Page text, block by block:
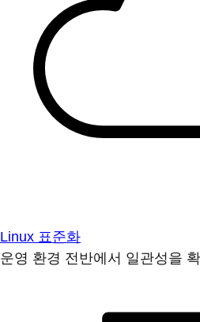
Linux 표준화
운영 환경 전반에서 일관성을